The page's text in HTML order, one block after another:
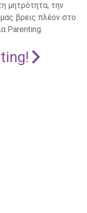
μητρότητα, την
βρεις πλέον στο
Parenting.